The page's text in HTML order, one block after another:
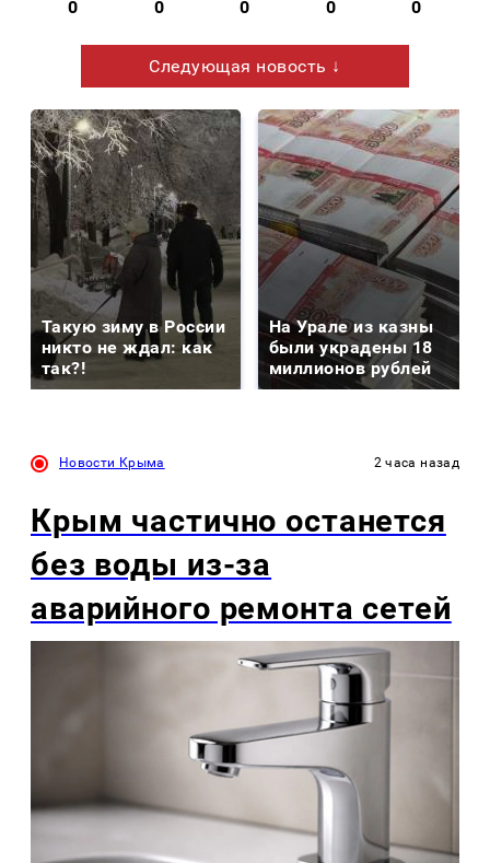
0 0 0 0 0
Следующая новость ↓
Такую зиму в России
никто не ждал: как
так?!
На Урале из казны
были украдены 18
миллионов рублей
Новости Крыма 2 часа назад
Крым частично останется
без воды из-за
аварийного ремонта сетей